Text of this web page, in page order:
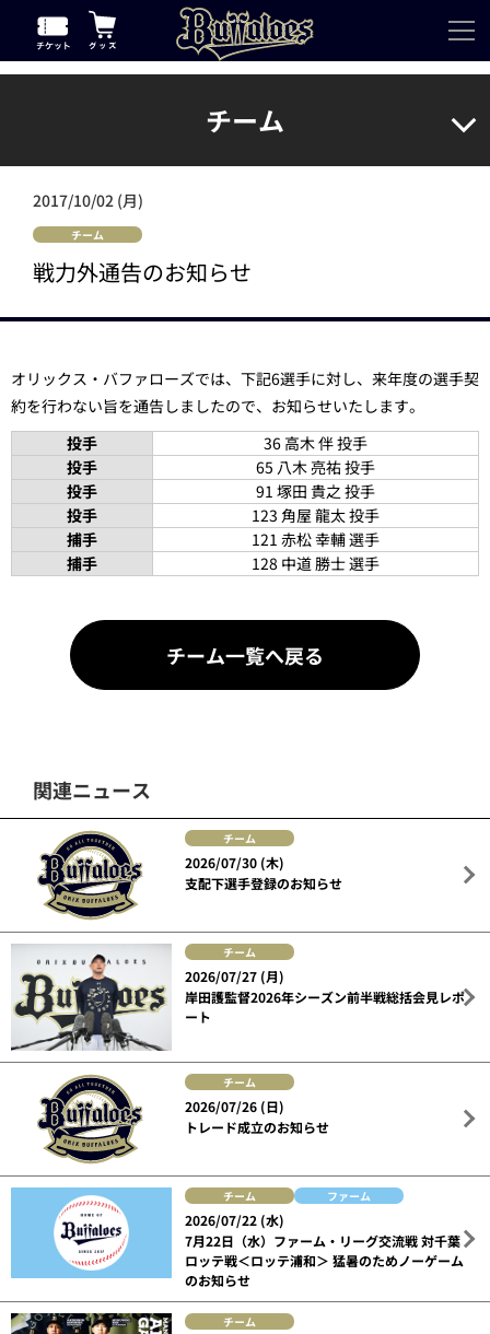
チーム
2017/10/02 (月)
チーム
戦力外通告のお知らせ
オリックス・バファローズでは、下記6選手に対し、来年度の選手契
約を行わない旨を通告しましたので、お知らせいたします。
投手
36 高木 伴 投手
投手
65 八木 亮祐 投手
投手
91 塚田 貴之 投手
投手
123 角屋 龍太 投手
捕手
121 赤松 幸輔 選手
捕手
128 中道 勝士 選手
チーム一覧へ戻る
関連ニュース
チーム
2026/07/30 (木)
支配下選手登録のお知らせ
チーム
2026/07/27 (月)
岸田護監督2026年シーズン前半戦総括会見レポ
ート
チーム
2026/07/26 (日)
トレード成立のお知らせ
チーム ファーム
2026/07/22 (水)
7月22日（水）ファーム・リーグ交流戦 対千葉
ロッテ戦＜ロッテ浦和＞ 猛暑のためノーゲーム
のお知らせ
チーム